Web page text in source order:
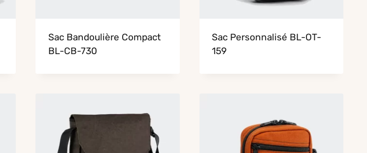
Sac Bandoulière Compact
BL-CB-730
Sac Personnalisé BL-OT-
159